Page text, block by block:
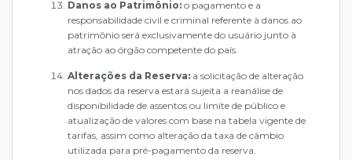
Danos ao Patrimônio: o pagamento e a
responsabilidade civil e criminal referente à danos ao
patrimônio será exclusivamente do usuário junto à
atração ao órgão competente do país.
Alterações da Reserva: a solicitação de alteração
nos dados da reserva estará sujeita a reanálise de
disponibilidade de assentos ou limite de público e
atualização de valores com base na tabela vigente de
tarifas, assim como alteração da taxa de câmbio
utilizada para pré-pagamento da reserva.